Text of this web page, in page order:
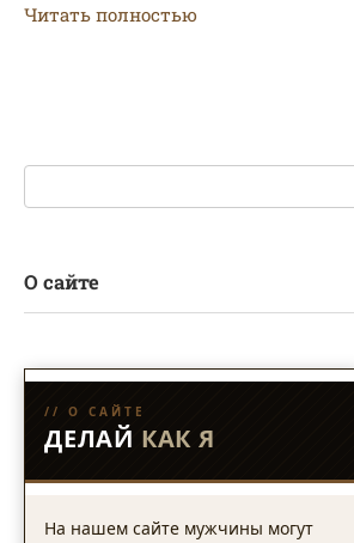
Читать полностью
Поиск:
О сайте
// О САЙТЕ
ДЕЛАЙ КАК Я
На нашем сайте мужчины могут